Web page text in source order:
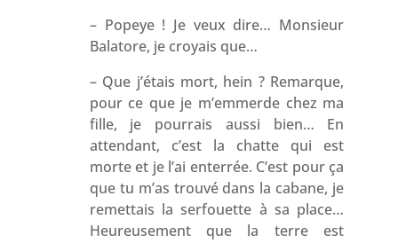
– Popeye ! Je veux dire… Monsieur
Balatore, je croyais que…
– Que j’étais mort, hein ? Remarque,
pour ce que je m’emmerde chez ma
fille, je pourrais aussi bien… En
attendant, c’est la chatte qui est
morte et je l’ai enterrée. C’est pour ça
que tu m’as trouvé dans la cabane, je
remettais la serfouette à sa place…
Heureusement que la terre est